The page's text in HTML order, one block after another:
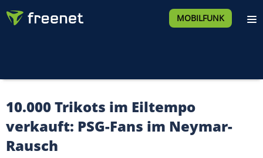
MOBILFUNK
10.000 Trikots im Eiltempo
verkauft: PSG-Fans im Neymar-
Rausch